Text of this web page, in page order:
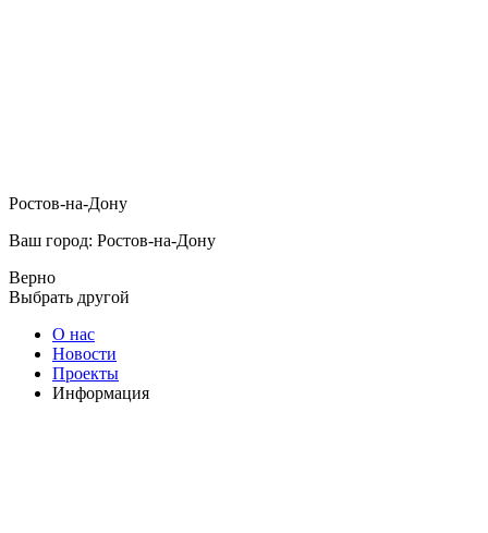
Ростов-на-Дону
Ваш город: Ростов-на-Дону
Верно
Выбрать другой
О нас
Новости
Проекты
Информация